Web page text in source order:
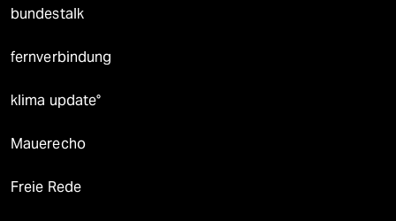
bundestalk
fernverbindung
klima update°
Mauerecho
Freie Rede